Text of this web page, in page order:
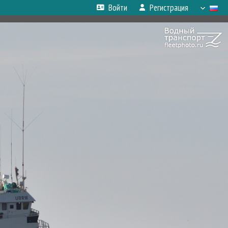
Войти Регистрация